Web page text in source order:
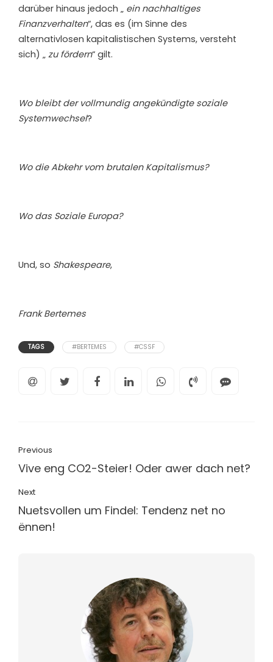
darüber hinaus jedoch „ ein nachhaltiges
Finanzverhalten“, das es (im Sinne des
alternativlosen kapitalistischen Systems, versteht
sich) „ zu fördern“ gilt.
Wo bleibt der vollmundig angekündigte soziale
Systemwechsel?
Wo die Abkehr vom brutalen Kapitalismus?
Wo das Soziale Europa?
Und, so Shakespeare,
Frank Bertemes
TAGS #BERTEMES #CSSF
Previous
Vive eng CO2-Steier! Oder awer dach net?
Next
Nuetsvollen um Findel: Tendenz net no
ënnen!